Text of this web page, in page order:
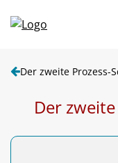
Der zweite Prozess-
Der